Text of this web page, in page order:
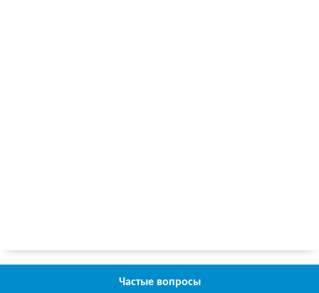
Частые вопросы